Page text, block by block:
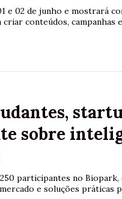
e 02 de junho e mostrará
criar conteúdos, campanhas
sobre
participantes no Biopark,
e soluções práticas